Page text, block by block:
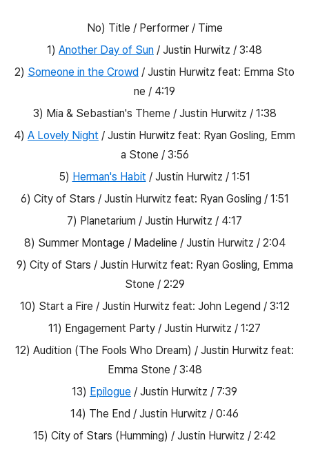
No) Title / Performer / Time
1) Another Day of Sun / Justin Hurwitz / 3:48
2) Someone in the Crowd / Justin Hurwitz feat: Emma Sto
ne / 4:19
3) Mia & Sebastian's Theme / Justin Hurwitz / 1:38
4) A Lovely Night / Justin Hurwitz feat: Ryan Gosling, Emm
a Stone / 3:56
5) Herman's Habit/ Justin Hurwitz / 1:51
6) City of Stars / Justin Hurwitz feat: Ryan Gosling / 1:51
7) Planetarium / Justin Hurwitz / 4:17
8) Summer Montage / Madeline / Justin Hurwitz / 2:04
9) City of Stars / Justin Hurwitz feat: Ryan Gosling, Emma
Stone / 2:29
10) Start a Fire / Justin Hurwitz feat: John Legend / 3:12
11) Engagement Party / Justin Hurwitz / 1:27
12) Audition (The Fools Who Dream) / Justin Hurwitz feat:
Emma Stone / 3:48
13) Epilogue / Justin Hurwitz / 7:39
14) The End / Justin Hurwitz / 0:46
15) City of Stars (Humming) / Justin Hurwitz / 2:42